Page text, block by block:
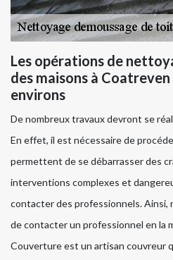
Les opérations de
des maisons à
environs
De nombreux travaux devront se
En effet, il est nécessaire de
permettent de se débarrasser des
interventions complexes et
contacter des professionnels. Ainsi,
de contacter un professionnel en la
Couverture est un artisan couvreur